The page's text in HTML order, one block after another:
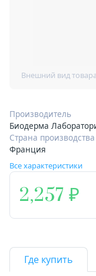
Производитель
Биодерма
Страна производства
Франция
Все характеристики
2,257
Где купить